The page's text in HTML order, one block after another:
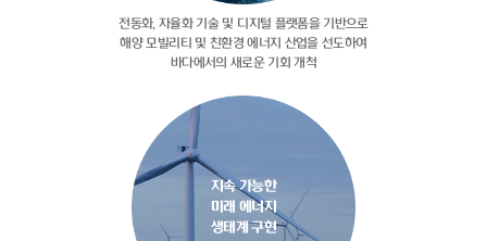
전동화, 자율화 기술 및 디지털 플랫폼을 기반으로
해양 모빌리티 및 친환경 에너지 산업을 선도하여
바다에서의 새로운 기회 개척
지속 가능한
미래 에너지
생태계 구현